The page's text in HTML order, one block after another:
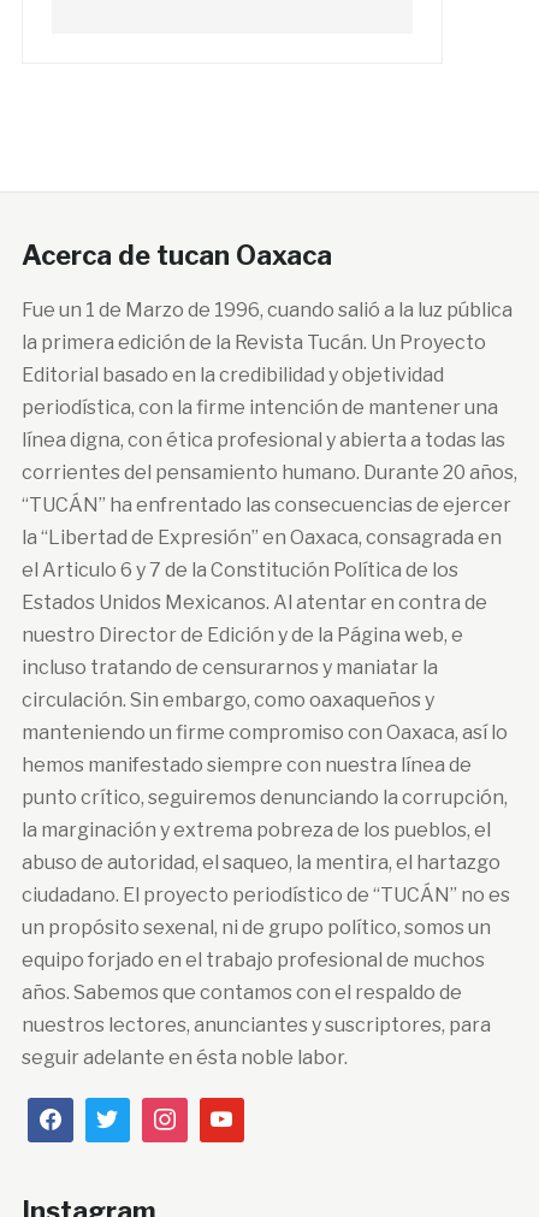
Acerca de tucan Oaxaca
Fue un 1 de Marzo de 1996, cuando salió a la luz pública
la primera edición de la Revista Tucán. Un Proyecto
Editorial basado en la credibilidad y objetividad
periodística, con la firme intención de mantener una
línea digna, con ética profesional y abierta a todas las
corrientes del pensamiento humano. Durante 20 años,
“TUCÁN” ha enfrentado las consecuencias de ejercer
la “Libertad de Expresión” en Oaxaca, consagrada en
el Articulo 6 y 7 de la Constitución Política de los
Estados Unidos Mexicanos. Al atentar en contra de
nuestro Director de Edición y de la Página web, e
incluso tratando de censurarnos y maniatar la
circulación. Sin embargo, como oaxaqueños y
manteniendo un firme compromiso con Oaxaca, así lo
hemos manifestado siempre con nuestra línea de
punto crítico, seguiremos denunciando la corrupción,
la marginación y extrema pobreza de los pueblos, el
abuso de autoridad, el saqueo, la mentira, el hartazgo
ciudadano. El proyecto periodístico de “TUCÁN” no es
un propósito sexenal, ni de grupo político, somos un
equipo forjado en el trabajo profesional de muchos
años. Sabemos que contamos con el respaldo de
nuestros lectores, anunciantes y suscriptores, para
seguir adelante en ésta noble labor.